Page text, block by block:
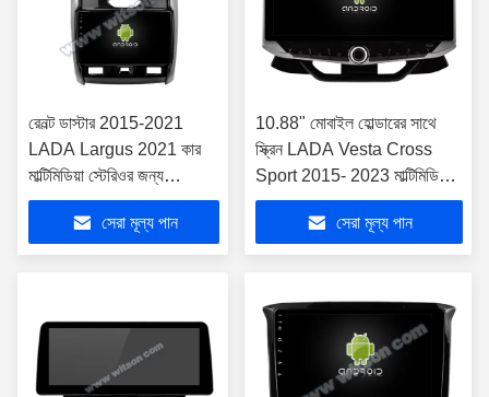
রেনল্ট ডাস্টার 2015-2021
LADA Largus 2021 কার
মাল্টিমিডিয়া স্টেরিওর জন্য
9"/10.1" স্ক্রীন
সেরা মূল্য পান
10.88" মোবাইল হোল্ডারের সাথে
স্ক্রিন LADA Vesta Cross
Sport 2015- 2023 মাল্টিমিডিয়া
স্টেরিওর জন্য
সেরা মূল্য পান